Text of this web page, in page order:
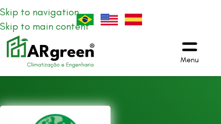
Skip to navigation
Skip to main content
Menu